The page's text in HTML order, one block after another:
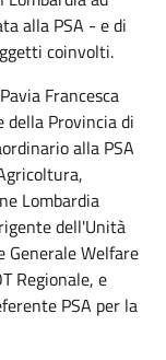
alla PSA - e di
coinvolti.
Francesca
Provincia di
alla PSA
Lombardia
dell'Unità
Generale Welfare
Regionale, e
PSA per la